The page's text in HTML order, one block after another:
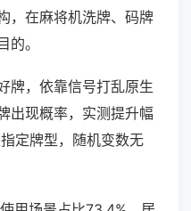
，在麻将机洗牌、码牌
。
牌，依靠信号打乱原生
出现概率，实测提升幅
定牌型，随机变数无